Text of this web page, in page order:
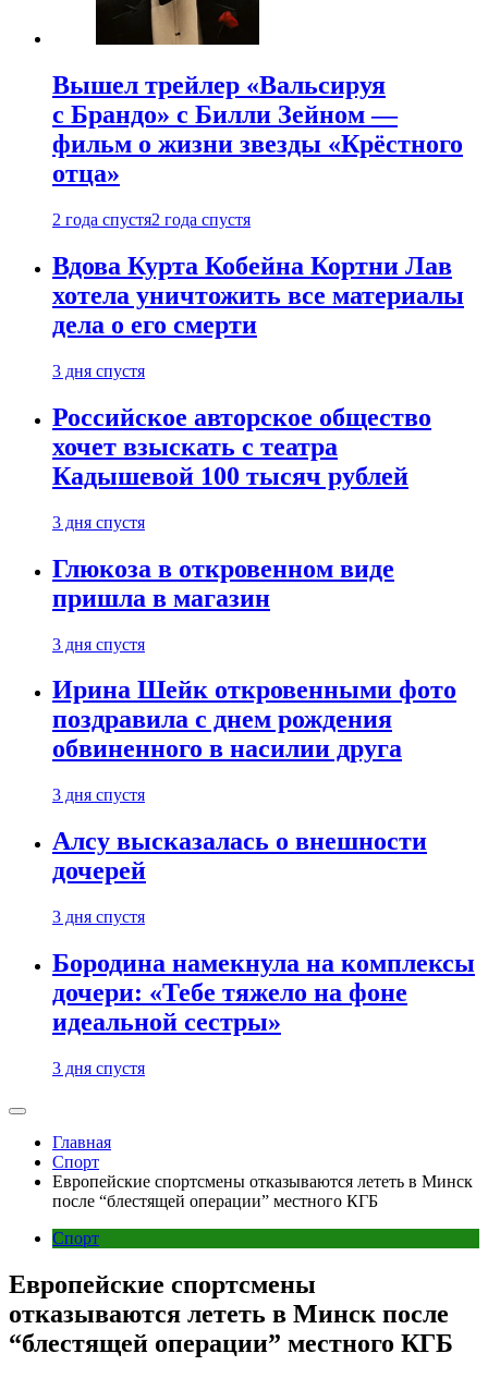
Вышел трейлер «Вальсируя
с Брандо» с Билли Зейном —
фильм о жизни звезды «Крёстного
отца»
2 года спустя2 года спустя
Вдова Курта Кобейна Кортни Лав
хотела уничтожить все материалы
дела о его смерти
3 дня спустя
Российское авторское общество
хочет взыскать с театра
Кадышевой 100 тысяч рублей
3 дня спустя
Глюкоза в откровенном виде
пришла в магазин
3 дня спустя
Ирина Шейк откровенными фото
поздравила с днем рождения
обвиненного в насилии друга
3 дня спустя
Алсу высказалась о внешности
дочерей
3 дня спустя
Бородина намекнула на комплексы
дочери: «Тебе тяжело на фоне
идеальной сестры»
3 дня спустя
Главная
Спорт
Европейские спортсмены отказываются лететь в Минск
после “блестящей операции” местного КГБ
Спорт
Европейские спортсмены
отказываются лететь в Минск после
“блестящей операции” местного КГБ